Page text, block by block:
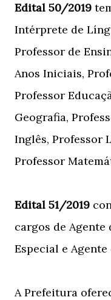
Edital 50/2019
Intérprete de
Professor de
Anos Iniciais,
Professor
Geografia,
Inglês, Professor
Professor
Edital 51/2019
cargos de Agente
Especial e
A Prefeitura